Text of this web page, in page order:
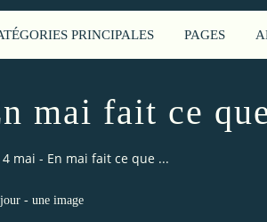
PRINCIPALES PAGES
mai fait ce
mai - En mai fait ce que ...
- une image